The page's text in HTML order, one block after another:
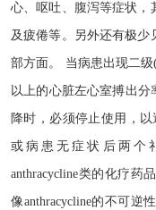
心、呕吐、腹泻等症状，
及疲倦等。另外还有极少
部方面。 当病患出现二级
以上的心脏左心室搏出分
降时，必须停止使用，
或病患无症状后两个
anthracycline类的化疗药
像anthracycline的不可逆